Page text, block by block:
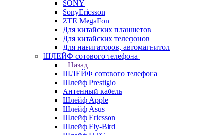
SONY
SonyEricsson
ZTE MegaFon
Для китайских планшетов
Для китайских телефонов
Для навигаторов, автомагнитол
ШЛЕЙФ сотового телефона
Назад
ШЛЕЙФ сотового телефона
Шлейф Prestigio
Антенный кабель
Шлейф Apple
Шлейф Asus
Шлейф Ericsson
Шлейф Fly-Bird